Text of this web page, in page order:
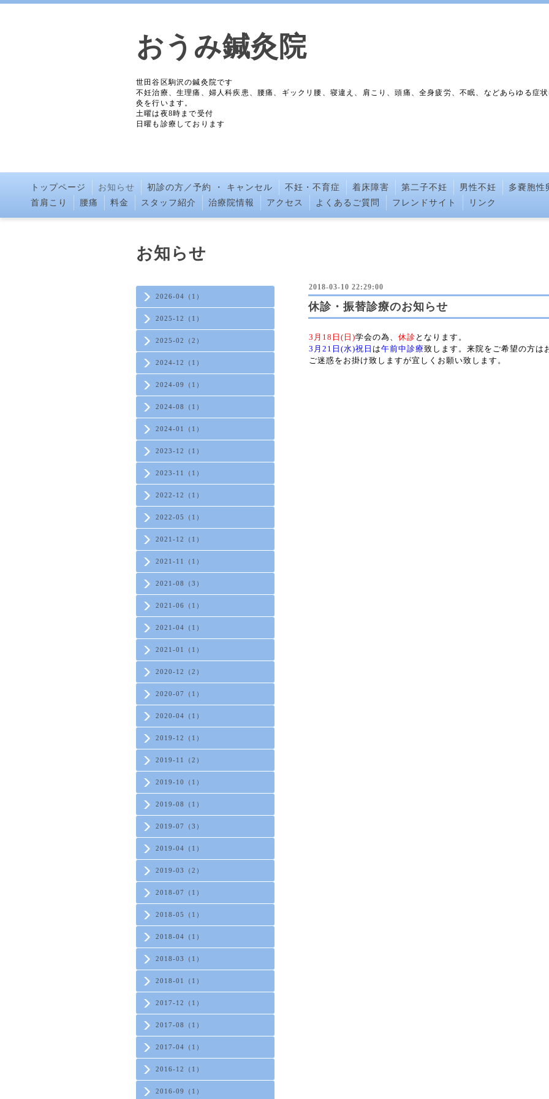
おうみ鍼灸院
世田谷区駒沢の鍼灸院です
不妊治療、生理痛、婦人科疾患、腰痛、ギックリ腰、寝違え、肩こり、頭痛、全身疲労、不眠、などあらゆる症
灸を行います。
土曜は夜8時まで受付
日曜も診療しております
トップページ お知らせ 初診の方／予約 ・ キャンセル 不妊・不育症 着床障害 第二子不妊 男性不妊 多嚢胞性
首肩こり
腰痛 料金 スタッフ紹介 治療院情報 アクセス よくあるご質問 フレンドサイト リンク
2026-04（1）
2025-12（1）
2025-02（2）
2024-12（1）
2024-09（1）
2024-08（1）
2024-01（1）
2023-12（1）
2023-11（1）
2022-12（1）
2022-05（1）
2021-12（1）
2021-11（1）
2021-08（3）
2021-06（1）
2021-04（1）
2021-01（1）
2020-12（2）
2020-07（1）
2020-04（1）
2019-12（1）
2019-11（2）
2019-10（1）
2019-08（1）
2019-07（3）
2019-04（1）
2019-03（2）
2018-07（1）
2018-05（1）
2018-04（1）
2018-03（1）
2018-01（1）
2017-12（1）
2017-08（1）
2017-04（1）
2016-12（1）
2016-09（1）
お知らせ
2018-03-10 22:29:00
休診・振替診療のお知らせ
3月18日(日)学会の為、 休診 となります。
3月21日(水)祝日 は午前中診療致します。来院をご希望の方は
ご迷惑をお掛け致しますが宜しくお願い致します。